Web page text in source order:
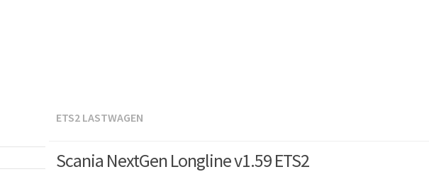
ETS2 LASTWAGEN
Scania NextGen Longline v1.59 ETS2